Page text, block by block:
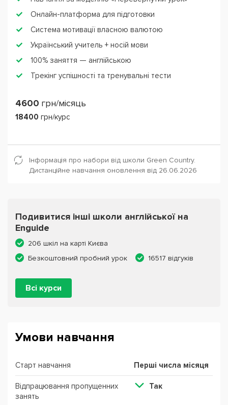
Онлайн-платформа для підготовки
Система мотивації власною валютою
Український учитель + носій мови
100% заняття — англійською
Трекінг успішності та тренувальні тести
4600 грн/місяць
18400 грн/курс
Інформація про набори від школи Green Country.
Дистанційне навчання оновлення від 26.06.2026
Подивитися інші школи англійської на
Enguide
206 шкіл на карті Києва
Безкоштовний пробний урок
16517 відгуків
Всі курси
Умови навчання
Старт навчання Перші числа місяця
Відпрацювання пропущенних
занять
Так